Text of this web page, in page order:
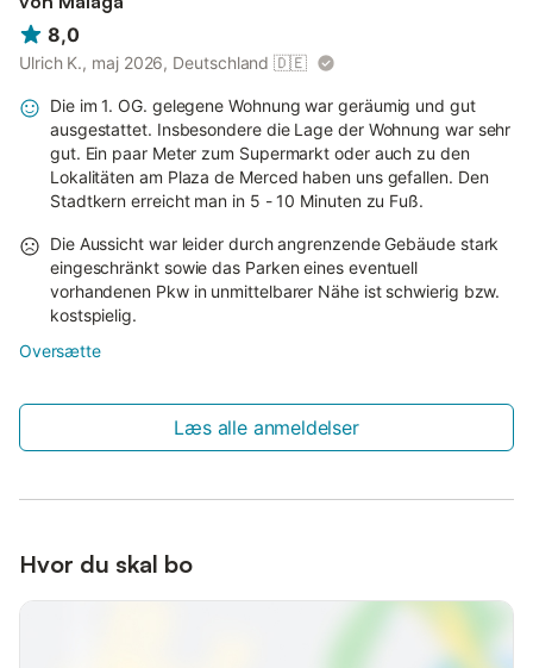
8,0
Ulrich K., maj 2026, Deutschland 🇩🇪
Die im 1. OG. gelegene Wohnung war geräumig und gut
ausgestattet. Insbesondere die Lage der Wohnung war sehr
gut. Ein paar Meter zum Supermarkt oder auch zu den
Lokalitäten am Plaza de Merced haben uns gefallen. Den
Stadtkern erreicht man in 5 - 10 Minuten zu Fuß.
Die Aussicht war leider durch angrenzende Gebäude stark
eingeschränkt sowie das Parken eines eventuell
vorhandenen Pkw in unmittelbarer Nähe ist schwierig bzw.
kostspielig.
Oversætte
Læs alle anmeldelser
Hvor du skal bo